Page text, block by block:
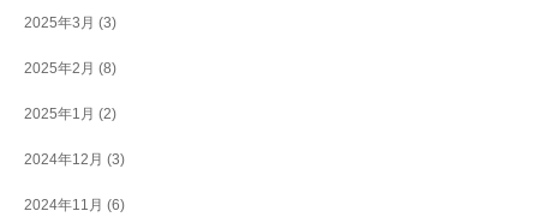
2025年3月 (3)
2025年2月 (8)
2025年1月 (2)
2024年12月 (3)
2024年11月 (6)